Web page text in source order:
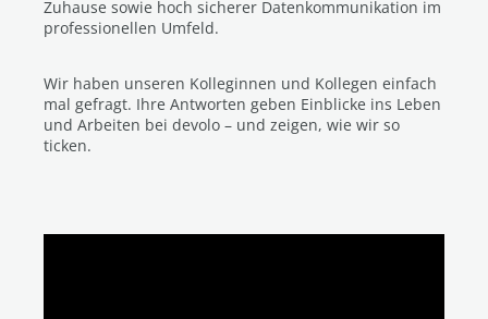
Zuhause sowie hoch sicherer Datenkommunikation im
professionellen Umfeld.
Wir haben unseren Kolleginnen und Kollegen einfach
mal gefragt. Ihre Antworten geben Einblicke ins Leben
und Arbeiten bei devolo – und zeigen, wie wir so
ticken.